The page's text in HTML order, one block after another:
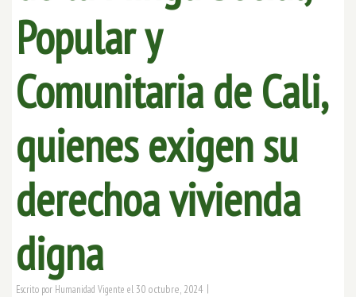
Popular y
Comunitaria de Cali,
quienes exigen su
derechoa vivienda
digna
Escrito por Humanidad Vigente el 30 octubre, 2024 |